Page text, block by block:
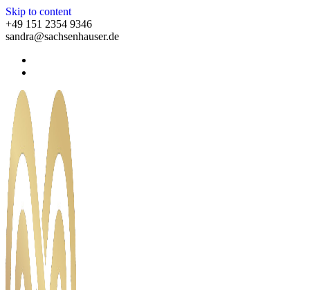
Skip to content
+49 151 2354 9346
sandra@sachsenhauser.de